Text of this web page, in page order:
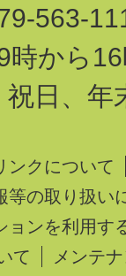
563-
時から
祝日、年
ンクについて
等の取り扱い
ョンを利用す
て
メンテ